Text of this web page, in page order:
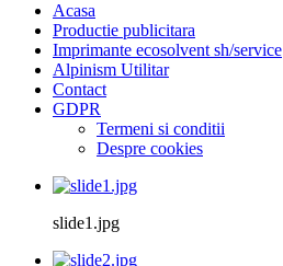
Acasa
Productie publicitara
Imprimante ecosolvent sh/service
Alpinism Utilitar
Contact
GDPR
Termeni si conditii
Despre cookies
slide1.jpg